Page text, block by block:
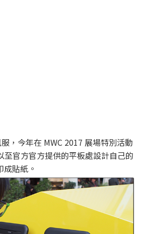
，今年在 MWC 2017 展場特別活動
至官方官方提供的平板處設計自己的
貼紙。